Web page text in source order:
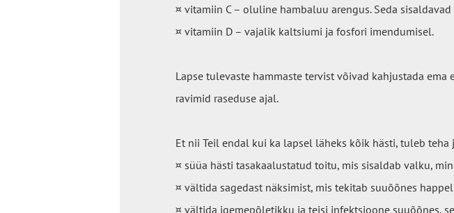
¤ vitamiin C – oluline hambaluu arengus. Seda
¤ vitamiin D – vajalik kaltsiumi ja fosfori imendumisel.
Lapse tulevaste hammaste tervist võivad kahjustada
ravimid raseduse ajal.
Et nii Teil endal kui ka lapsel läheks kõik hästi, tuleb teha
¤ süüa hästi tasakaalustatud toitu, mis sisaldab valku,
¤ vältida sagedast näksimist, mis tekitab suuõõnes
¤ vältida igemepõletikku ja teisi infektsioone suuõõnes,